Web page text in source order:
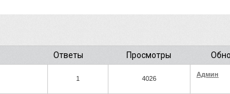
Ответы Просмотры
1 4026
Админ